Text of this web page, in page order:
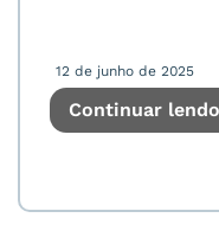
12 de junho de 2025
Continuar lendo